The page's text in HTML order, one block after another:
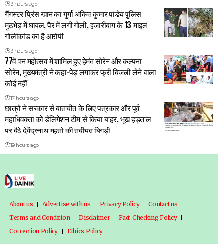
3 hours ago
गैंगस्टर प्रिंस खान का गुर्गा अंकित कुमार पांडेय पुलिस
मुठभेड़ में घायल, पैर में लगी गोली, हजारीबाग के 13 माइल
गोलीकांड का है आरोपी
3 hours ago
77वें वन महोत्सव में शामिल हुए हेमंत सोरेन और कल्पना
सोरेन, मुख्यमंत्री ने कहा-पेड़ लगाकर फ्री बिजली लेने वाला
कोई नहीं
17 hours ago
छात्रों ने सरकार से बातचीत के लिए पत्रकार और पूर्व
महाधिवक्ता को डेलिगेशन टीम से किया बाहर, भूख हड़ताल
पर बैठे देवेंद्रनाथ महतो की तबीयत बिगड़ी
19 hours ago
About us Advertise with us Privacy Policy
Contact us
Terms and Condition
Disclaimer
Fact-Checking Policy
Correction Policy
Ethics Policy